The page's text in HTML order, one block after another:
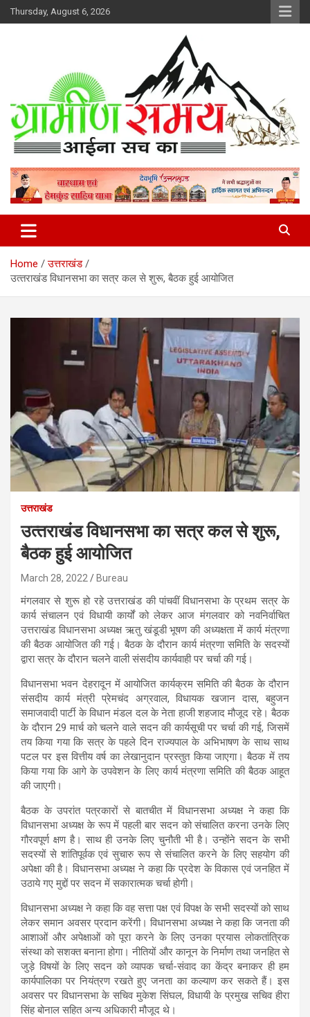
Skip
to
Thursday, August 6, 2026
Gramin Samay
Home
उत्तराखंड
उत्‍तराखंड विधानसभा का सत्र कल से शुरू, बैठक हुई आयोजित
उत्तराखंड
उत्‍तराखंड विधानसभा का सत्र कल से शुरू,
बैठक हुई आयोजित
March 28, 2022 Bureau
मंगलवार से शुरू हो रहे उत्तराखंड की पांचवीं विधानसभा के प्रथम सत्र के
कार्य संचालन एवं विधायी कार्यों को लेकर आज मंगलवार को नवनिर्वाचित
उत्तराखंड विधानसभा अध्यक्ष ऋतु खंडूडी भूषण की अध्यक्षता में कार्य मंत्रणा
की बैठक आयोजित की गई। बैठक के दौरान कार्य मंत्रणा समिति के सदस्यों
द्वारा सत्र के दौरान चलने वाली संसदीय कार्यवाही पर चर्चा की गई।
विधानसभा भवन देहरादून में आयोजित कार्यक्रम समिति की बैठक के दौरान
संसदीय कार्य मंत्री प्रेमचंद अग्रवाल, विधायक खजान दास, बहुजन
समाजवादी पार्टी के विधान मंडल दल के नेता हाजी शहजाद मौजूद रहे। बैठक
के दौरान 29 मार्च को चलने वाले सदन की कार्यसूची पर चर्चा की गई, जिसमें
तय किया गया कि सत्र के पहले दिन राज्यपाल के अभिभाषण के साथ साथ
पटल पर इस वित्तीय वर्ष का लेखानुदान प्रस्तुत किया जाएगा। बैठक में तय
किया गया कि आगे के उपवेशन के लिए कार्य मंत्रणा समिति की बैठक आहूत
की जाएगी।
बैठक के उपरांत पत्रकारों से बातचीत में विधानसभा अध्यक्ष ने कहा कि
विधानसभा अध्यक्ष के रूप में पहली बार सदन को संचालित करना उनके लिए
गौरवपूर्ण क्षण है। साथ ही उनके लिए चुनौती भी है। उन्होंने सदन के सभी
सदस्यों से शांतिपूर्वक एवं सुचारु रूप से संचालित करने के लिए सहयोग की
अपेक्षा की है। विधानसभा अध्यक्ष ने कहा कि प्रदेश के विकास एवं जनहित में
उठाये गए मुद्दों पर सदन में सकारात्मक चर्चा होगी।
विधानसभा अध्यक्ष ने कहा कि वह सत्ता पक्ष एवं विपक्ष के सभी सदस्यों को साथ
लेकर समान अवसर प्रदान करेंगी। विधानसभा अध्यक्ष ने कहा कि जनता की
आशाओं और अपेक्षाओं को पूरा करने के लिए उनका प्रयास लोकतांत्रिक
संस्था को सशक्त बनाना होगा। नीतियों और कानून के निर्माण तथा जनहित से
जुड़े विषयों के लिए सदन को व्यापक चर्चा-संवाद का केंद्र बनाकर ही हम
कार्यपालिका पर नियंत्रण रखते हुए जनता का कल्याण कर सकते हैं। इस
अवसर पर विधानसभा के सचिव मुकेश सिंघल, विधायी के प्रमुख सचिव हीरा
सिंह बोनाल सहित अन्य अधिकारी मौजूद थे।